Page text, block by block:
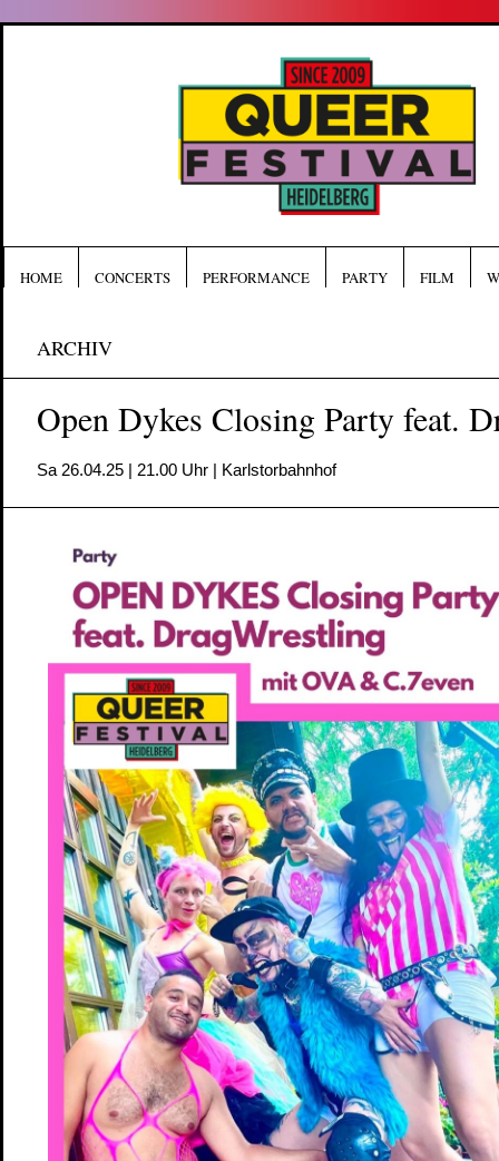
HOME CONCERTS PERFORMANCE PARTY FILM
ARCHIV
Open Dykes Closing Party feat.
Sa 26.04.25 | 21.00 Uhr | Karlstorbahnhof